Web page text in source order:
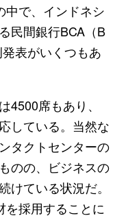
中で、インドネシ
民間銀行BCA（B
表がいくつもあ
席もあり、
している。当然な
タクトセンターの
のの、ビジネスの
けている状況だ。
採用することに